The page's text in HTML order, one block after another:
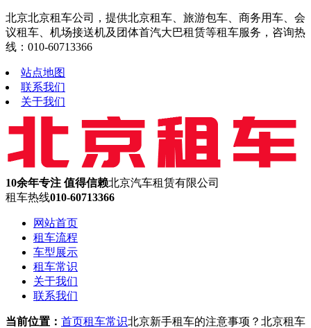
北京北京租车公司，提供北京租车、旅游包车、商务用车、会
议租车、机场接送机及团体首汽大巴租赁等租车服务，咨询热
线：010-60713366
站点地图
联系我们
关于我们
10余年专注 值得信赖北京汽车租赁有限公司
租车热线010-60713366
网站首页
租车流程
车型展示
租车常识
关于我们
联系我们
当前位置： 首页租车常识北京新手租车的注意事项？北京租车